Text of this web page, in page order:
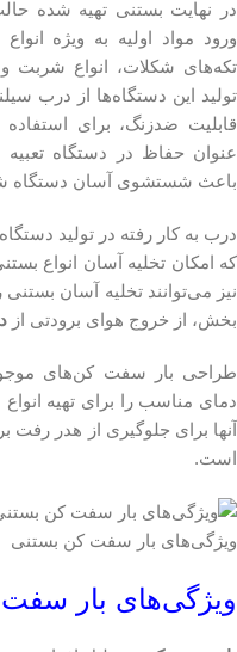
در نهایت بستنی تهیه شده
ورود مواد اولیه به ویژه
تکه‌های شکلات، انواع شربت
تولید این دستگاه‌ها از درب
قابلیت ضدزنگ، برای
عنوان حفاظ در دستگاه
باعث شستشوی آسان دستگاه
درب به کار رفته در تولید
که امکان تخلیه آسان انواع
نیز می‌توانند تخلیه آسان بستنی
بخش، از خروج هوای برودتی از
طراحی بار سفت کن‌های موجود
دمای مناسب را برای تهیه
آنها برای جلوگیری از هدر
است.
ویژگی‌های بار سفت کن بستنی
ویژگی‌های بار